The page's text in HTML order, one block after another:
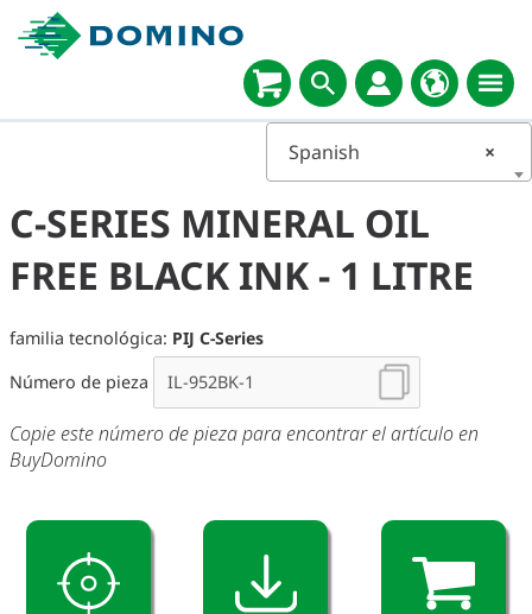
×
Spanish
C-SERIES MINERAL OIL
FREE BLACK INK - 1 LITRE
familia tecnológica: PIJ C-Series
Número de pieza
Copie este número de pieza para encontrar el artículo en
BuyDomino